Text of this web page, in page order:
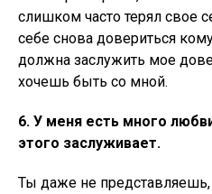
слишком часто терял свое
себе снова довериться
должна заслужить мое
хочешь быть со мной.
6. У меня есть много
этого заслуживает.
Ты даже не